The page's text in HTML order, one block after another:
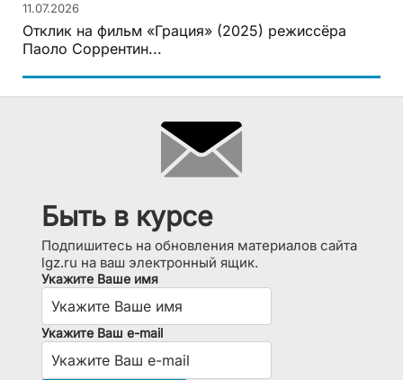
11.07.2026
Отклик на фильм «Грация» (2025) режиссёра
Паоло Соррентин...
Быть в курсе
Подпишитесь на обновления материалов сайта
lgz.ru на ваш электронный ящик.
Укажите Ваше имя
Укажите Ваш e-mail